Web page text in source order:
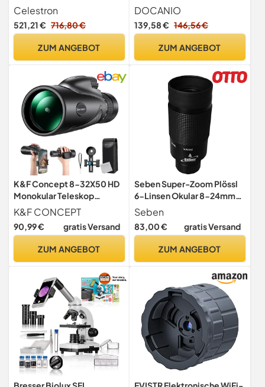
Celestron
521,21 € 716,80 €
ZUM ANGEBOT
Clear Low Light Vision
BAK4 Prisma, FMC Linse,
inkl. Stativ & Smartphone
Fußballspiele, Bullseye-
DOCANIO
139,58 € 146,56 €
ZUM ANGEBOT
K&F Concept 8-32X50 HD
Monokular Teleskop
Kontinuierlicher Zoom mit
Mobiltelefonclip für
Vogelbeobachtung, Jagen,
K&F CONCEPT
90,99 € gratis Versand
ZUM ANGEBOT
Seben Super-Zoom Plössl
6-Linsen Okular 8-24mm
31,7mm
Seben
83,00 € gratis Versand
ZUM ANGEBOT